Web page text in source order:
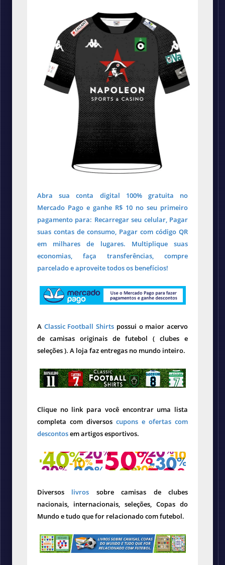
Abra sua conta digital 100% gratuita no
Mercado Pago e ganhe R$ 10 no seu primeiro
pagamento para: Recarregar seu celular, Pagar
suas contas de consumo, Pagar com código QR
em milhares de lugares. Multiplique suas
economias, faça transferências, compre
parcelado e aproveite todos os benefícios!
A Classic Football Shirts possui o maior acervo
de camisas originais de futebol ( clubes e
seleções ). A loja faz entregas no mundo inteiro.
Clique no link para você encontrar uma lista
completa com diversos cupons e ofertas com
descontosem artigos esportivos.
Diversos livros sobre camisas de clubes
nacionais, internacionais, seleções, Copas do
Mundo e tudo que for relacionado com futebol.